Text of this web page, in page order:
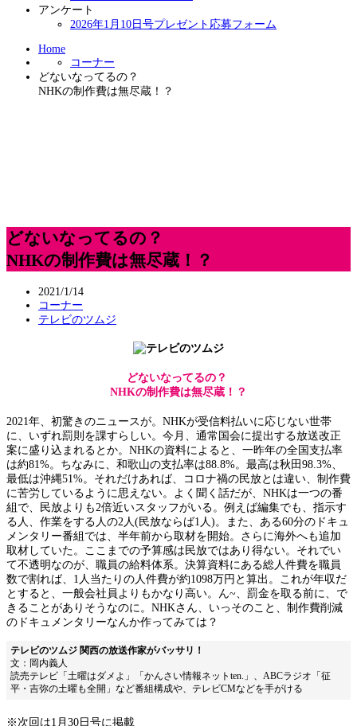
アンケート
2026年1月10日号プレゼント応募フォーム
Home
コーナー
どないなってるの？
NHKの制作費は無尽蔵！？
どないなってるの？
NHKの制作費は無尽蔵！？
2021/1/14
コーナー
テレビのツムジ
どないなってるの？
NHKの制作費は無尽蔵！？
2021年、初驚きのニュースが。NHKが受信料払いに応じない世帯
に、いずれ罰則を課すらしい。今月、通常国会に提出する放送改正
案に盛り込まれるとか。NHKの資料によると、一昨年の全国支払率
は約81%。ちなみに、和歌山の支払率は88.8%。最高は秋田98.3%、
最低は沖縄51%。それだけあれば、コロナ禍の民放とは違い、制作費
に苦労しているように思えない。よく聞く話だが、NHKは一つの番
組で、民放よりも2倍近いスタッフがいる。例えば編集でも、指示す
る人、作業をする人の2人(民放ならば1人)。また、ある60分のドキュ
メンタリー番組では、半年前から取材を開始。さらに海外へも追加
取材していた。ここまでの予算感は民放ではあり得ない。それでい
て不透明なのが、職員の給料体系。決算資料にある総人件費を職員
数で割れば、1人当たりの人件費が約1098万円と算出。これが年収だ
とすると、一般会社員よりもかなり高い。ん~、罰金を取る前に、で
きることがありそうなのに。NHKさん、いっそのこと、制作費削減
のドキュメンタリーなんか作ってみては？
テレビのツムジ 関西の放送作家がバッサリ！
文：岡内義人
読売テレビ「土曜はダメよ」「かんさい情報ネットten.」、ABCラジオ「征
平・吉弥の土曜も全開」など番組構成や、テレビCMなどを手がける
※次回は1月30日号に掲載